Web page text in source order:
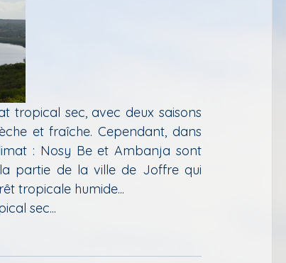
tropical sec, avec deux saisons
et fraîche. Cependant, dans
: Nosy Be et Ambanja sont
partie de la ville de Joffre qui
tropicale humide...
sec...